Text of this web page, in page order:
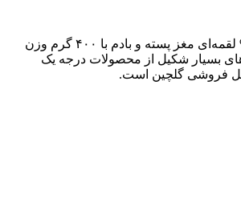
گز سپاهان 28% لقمه‌ای مغز پسته و بادم با ۴۰۰ گرم وزن
بسیار شکیل از محصولات درجه‌ یک
فروشی گلچین است.